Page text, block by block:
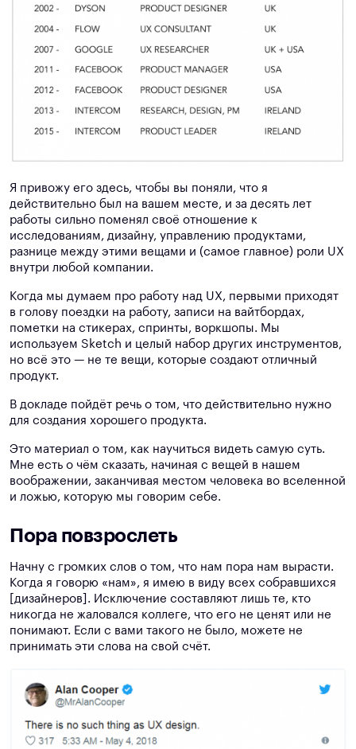
Я привожу его здесь, чтобы вы поняли, что я
действительно был на вашем месте, и за десять лет
работы сильно поменял своё отношение к
исследованиям, дизайну, управлению продуктами,
разнице между этими вещами и (самое главное) роли UX
внутри любой компании.
Когда мы думаем про работу над UX, первыми приходят
в голову поездки на работу, записи на вайтбордах,
пометки на стикерах, спринты, воркшопы. Мы
используем Sketch и целый набор других инструментов,
но всё это — не те вещи, которые создают отличный
продукт.
В докладе пойдёт речь о том, что действительно нужно
для создания хорошего продукта.
Это материал о том, как научиться видеть самую суть.
Мне есть о чём сказать, начиная с вещей в нашем
воображении, заканчивая местом человека во вселенной
и ложью, которую мы говорим себе.
Пора повзрослеть
Начну с громких слов о том, что нам пора нам вырасти.
Когда я говорю «нам», я имею в виду всех собравшихся
[дизайнеров]. Исключение составляют лишь те, кто
никогда не жаловался коллеге, что его не ценят или не
понимают. Если с вами такого не было, можете не
принимать эти слова на свой счёт.